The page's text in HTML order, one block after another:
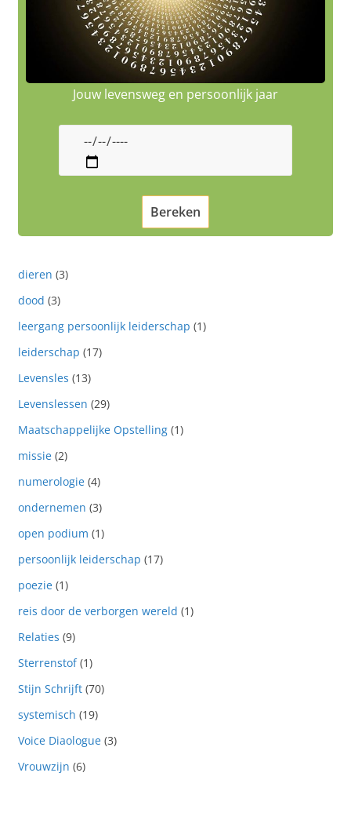
Jouw levensweg en persoonlijk jaar
dieren (3)
dood (3)
leergang persoonlijk leiderschap (1)
leiderschap (17)
Levensles (13)
Levenslessen (29)
Maatschappelijke Opstelling(1)
missie(2)
numerologie(4)
ondernemen (3)
open podium (1)
persoonlijk leiderschap (17)
poezie(1)
reis door de verborgen wereld (1)
Relaties (9)
Sterrenstof(1)
Stijn Schrijft(70)
systemisch (19)
Voice Diaologue(3)
Vrouwzijn (6)